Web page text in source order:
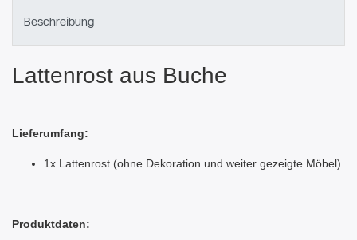
Beschreibung
Lattenrost aus Buche
Lieferumfang:
1x Lattenrost (ohne Dekoration und weiter gezeigte Möbel)
Produktdaten: